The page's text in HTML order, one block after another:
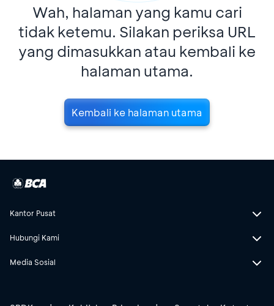
Wah, halaman yang kamu cari
tidak ketemu. Silakan periksa URL
yang dimasukkan atau kembali ke
halaman utama.
Kembali ke halaman utama
Kantor Pusat
Hubungi Kami
Media Sosial